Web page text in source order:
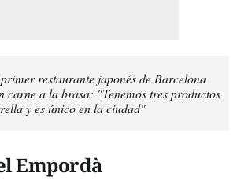
restaurante japonés de Barcelona
carne a la brasa: "Tenemos tres productos
y es único en la ciudad"
Empordà